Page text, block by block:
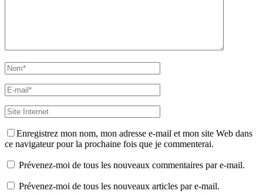
Enregistrez mon nom, mon adresse e-mail et mon site Web dans
ce navigateur pour la prochaine fois que je commenterai.
Prévenez-moi de tous les nouveaux commentaires par e-mail.
Prévenez-moi de tous les nouveaux articles par e-mail.